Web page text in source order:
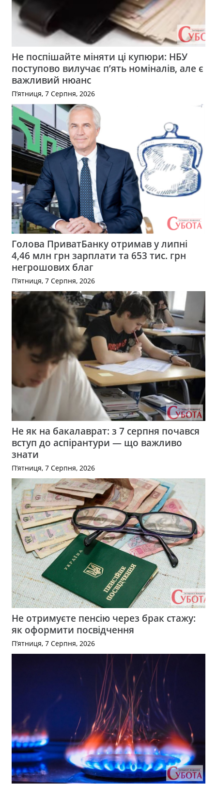
Не поспішайте міняти ці купюри: НБУ
поступово вилучає п’ять номіналів, але є
важливий нюанс
П’ятниця, 7 Серпня, 2026
Голова ПриватБанку отримав у липні
4,46 млн грн зарплати та 653 тис. грн
негрошових благ
П’ятниця, 7 Серпня, 2026
Не як на бакалаврат: з 7 серпня почався
вступ до аспірантури — що важливо
знати
П’ятниця, 7 Серпня, 2026
Не отримуєте пенсію через брак стажу:
як оформити посвідчення
П’ятниця, 7 Серпня, 2026